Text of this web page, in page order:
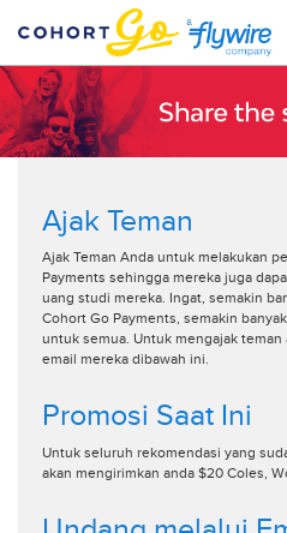
Ajak Teman
Ajak Teman Anda untuk melakukan
Payments sehingga mereka juga
uang studi mereka. Ingat, semakin
Cohort Go Payments, semakin
untuk semua. Untuk mengajak
email mereka dibawah ini.
Promosi Saat Ini
Untuk seluruh rekomendasi yang
akan mengirimkan anda $20 Coles,